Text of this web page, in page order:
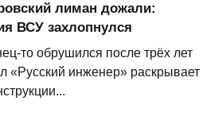
лиман дожали:
ВСУ захлопнулся
то обрушился после трёх лет
«Русский инженер» раскрывает